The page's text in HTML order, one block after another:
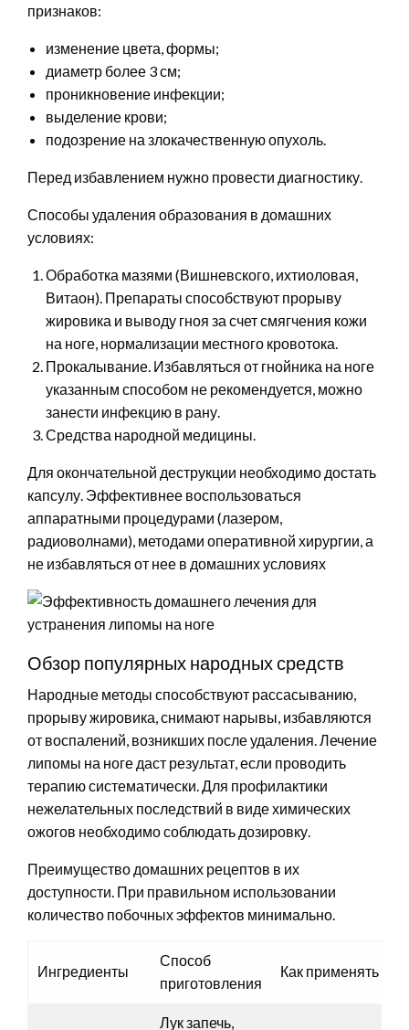
признаков:
изменение цвета, формы;
диаметр более 3 см;
проникновение инфекции;
выделение крови;
подозрение на злокачественную опухоль.
Перед избавлением нужно провести диагностику.
Способы удаления образования в домашних
условиях:
Обработка мазями (Вишневского, ихтиоловая,
Витаон). Препараты способствуют прорыву
жировика и выводу гноя за счет смягчения кожи
на ноге, нормализации местного кровотока.
Прокалывание. Избавляться от гнойника на ноге
указанным способом не рекомендуется, можно
занести инфекцию в рану.
Средства народной медицины.
Для окончательной деструкции необходимо достать
капсулу. Эффективнее воспользоваться
аппаратными процедурами (лазером,
радиоволнами), методами оперативной хирургии, а
не избавляться от нее в домашних условиях
Обзор популярных народных средств
Народные методы способствуют рассасыванию,
прорыву жировика, снимают нарывы, избавляются
от воспалений, возникших после удаления. Лечение
липомы на ноге даст результат, если проводить
терапию систематически. Для профилактики
нежелательных последствий в виде химических
ожогов необходимо соблюдать дозировку.
Преимущество домашних рецептов в их
доступности. При правильном использовании
количество побочных эффектов минимально.
Ингредиенты
Способ
приготовления
Как применять
Лук запечь,